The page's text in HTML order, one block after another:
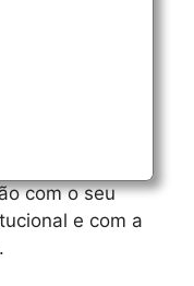
com o seu
e com a